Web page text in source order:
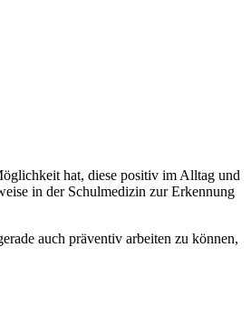
hat, diese positiv im Alltag und
in der Schulmedizin zur Erkennung
auch präventiv arbeiten zu können,